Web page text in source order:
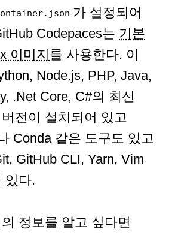
가 설정되어
Codepaces는 기본
이미지를 사용한다. 이
Node.js, PHP, Java,
.Net Core, C#의 최신
전이 설치되어 있고
Conda 같은 도구도 있고
GitHub CLI, Yarn, Vim
있다.
정보를 알고 싶다면